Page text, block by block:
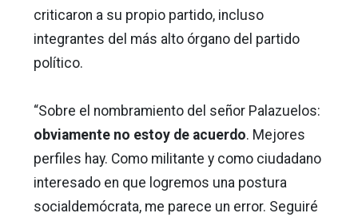
criticaron a su propio partido, incluso
integrantes del más alto órgano del partido
político.
“Sobre el nombramiento del señor Palazuelos:
obviamente no estoy de acuerdo. Mejores
perfiles hay. Como militante y como ciudadano
interesado en que logremos una postura
socialdemócrata, me parece un error. Seguiré